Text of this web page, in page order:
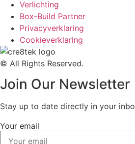
Verlichting
Box-Build Partner
Privacyverklaring
Cookieverklaring
© All Rights Reserved.
Join Our Newsletter
Stay up to date directly in your
Your email